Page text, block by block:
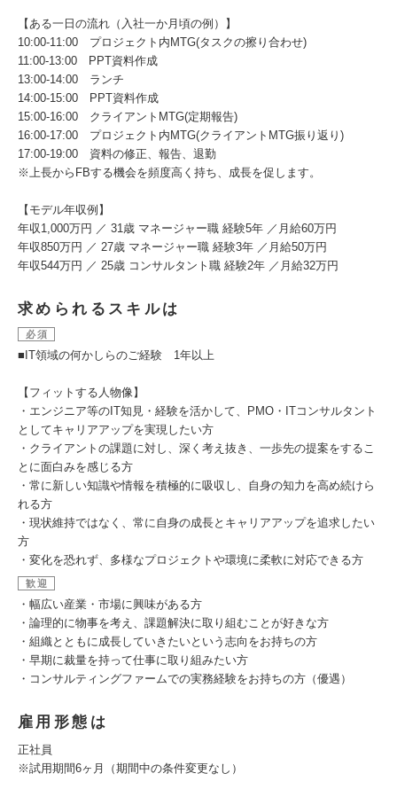
【ある一日の流れ（入社一か月頃の例）】
10:00-11:00 プロジェクト内MTG(タスクの擦り合わせ)
11:00-13:00 PPT資料作成
13:00-14:00 ランチ
14:00-15:00 PPT資料作成
15:00-16:00 クライアントMTG(定期報告)
16:00-17:00 プロジェクト内MTG(クライアントMTG振り返り)
17:00-19:00 資料の修正、報告、退勤
※上長からFBする機会を頻度高く持ち、成長を促します。
【モデル年収例】
年収1,000万円 ／ 31歳 マネージャー職 経験5年 ／月給60万円
年収850万円 ／ 27歳 マネージャー職 経験3年 ／月給50万円
年収544万円 ／ 25歳 コンサルタント職 経験2年 ／月給32万円
求められるスキルは
必須
■IT領域の何かしらのご経験 1年以上
【フィットする人物像】
・エンジニア等のIT知見・経験を活かして、PMO・ITコンサルタント
としてキャリアアップを実現したい方
・クライアントの課題に対し、深く考え抜き、一歩先の提案をするこ
とに面白みを感じる方
・常に新しい知識や情報を積極的に吸収し、自身の知力を高め続けら
れる方
・現状維持ではなく、常に自身の成長とキャリアアップを追求したい
方
・変化を恐れず、多様なプロジェクトや環境に柔軟に対応できる方
歓迎
・幅広い産業・市場に興味がある方
・論理的に物事を考え、課題解決に取り組むことが好きな方
・組織とともに成長していきたいという志向をお持ちの方
・早期に裁量を持って仕事に取り組みたい方
・コンサルティングファームでの実務経験をお持ちの方（優遇）
雇用形態は
正社員
※試用期間6ヶ月（期間中の条件変更なし）